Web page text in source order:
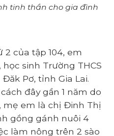
tinh thần cho gia đình
của tập 104, em
sinh Trường THCS
Pơ, tỉnh Gia Lai.
đây gần 1 năm do
mẹ em là chị Đinh Thị
gồng gánh nuôi 4
làm nông trên 2 sào